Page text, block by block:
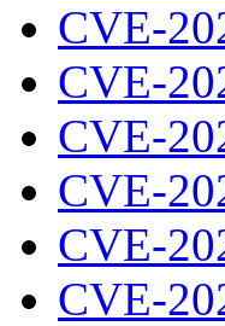
CVE-
CVE-
CVE-
CVE-
CVE-
CVE-